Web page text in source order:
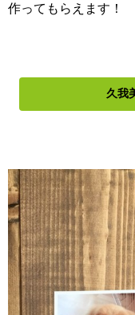
作ってもらえます！
久我